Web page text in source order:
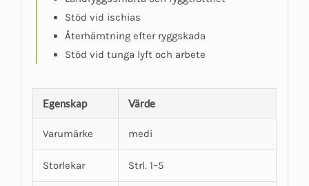
Stöd vid ischias
Återhämtning efter ryggskada
Stöd vid tunga lyft och arbete
Egenskap Värde
Varumärke medi
Storlekar Strl. 1–5